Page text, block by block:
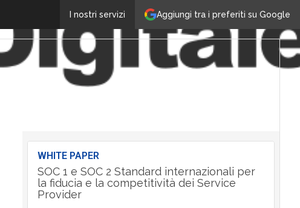
Aggiungi tra i preferiti su Google
I nostri servizi
WHITE PAPER
SOC 1 e SOC 2 Standard internazionali per
la fiducia e la competitività dei Service
Provider